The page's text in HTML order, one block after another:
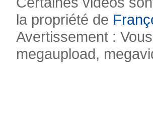
la propriété de
Avertissement :
megaupload,